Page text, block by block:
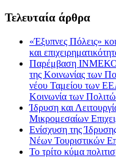
Τελευταία άρθρα
«Έξυπνες Πόλεις»
και
Παρέμβαση ΙΝΜΕΚΟ
της Κοινωνίας των
νέου Ταμείου των
Κοινωνία των
Ίδρυση και
Μικρομεσαίων
Ενίσχυση της
Νέων Τουριστικών
Το τρίτο κύμα